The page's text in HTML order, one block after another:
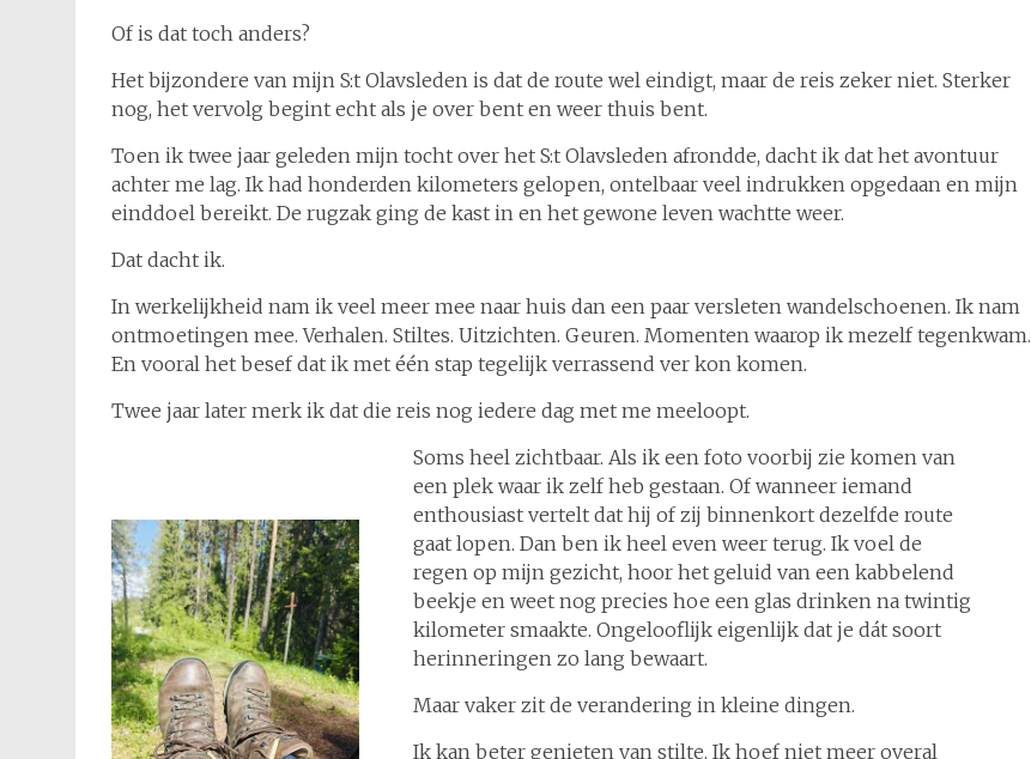
Of is dat toch anders?
Het bijzondere van mijn S:t Olavsleden is dat de route wel eindigt, maar de reis zeker niet. Sterker
nog, het vervolg begint echt als je over bent en weer thuis bent.
Toen ik twee jaar geleden mijn tocht over het S:t Olavsleden afrondde, dacht ik dat het avontuur
achter me lag. Ik had honderden kilometers gelopen, ontelbaar veel indrukken opgedaan en mijn
einddoel bereikt. De rugzak ging de kast in en het gewone leven wachtte weer.
Dat dacht ik.
In werkelijkheid nam ik veel meer mee naar huis dan een paar versleten wandelschoenen. Ik nam
ontmoetingen mee. Verhalen. Stiltes. Uitzichten. Geuren. Momenten waarop ik mezelf tegenkwam.
En vooral het besef dat ik met één stap tegelijk verrassend ver kon komen.
Twee jaar later merk ik dat die reis nog iedere dag met me meeloopt.
Soms heel zichtbaar. Als ik een foto voorbij zie komen van
een plek waar ik zelf heb gestaan. Of wanneer iemand
enthousiast vertelt dat hij of zij binnenkort dezelfde route
gaat lopen. Dan ben ik heel even weer terug. Ik voel de
regen op mijn gezicht, hoor het geluid van een kabbelend
beekje en weet nog precies hoe een glas drinken na twintig
kilometer smaakte. Ongelooflijk eigenlijk dat je dát soort
herinneringen zo lang bewaart.
Maar vaker zit de verandering in kleine dingen.
Ik kan beter genieten van stilte. Ik hoef niet meer overal